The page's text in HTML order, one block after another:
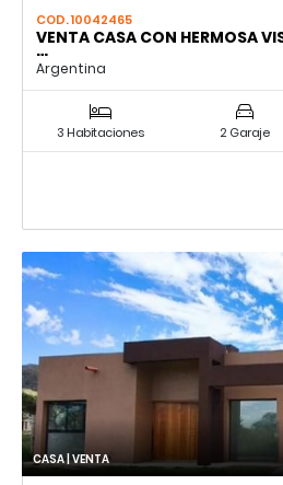
COD. 10042465
VENTA CASA CON HERMOSA
…
Argentina
3 Habitaciones 2 Garaje
CASA | VENTA